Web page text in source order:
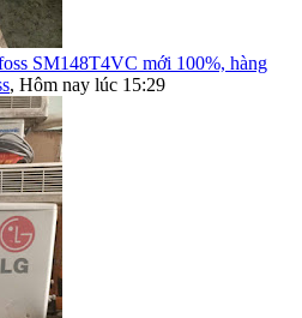
SM148T4VC mới 100%, hàng
, Hôm nay lúc 15:29